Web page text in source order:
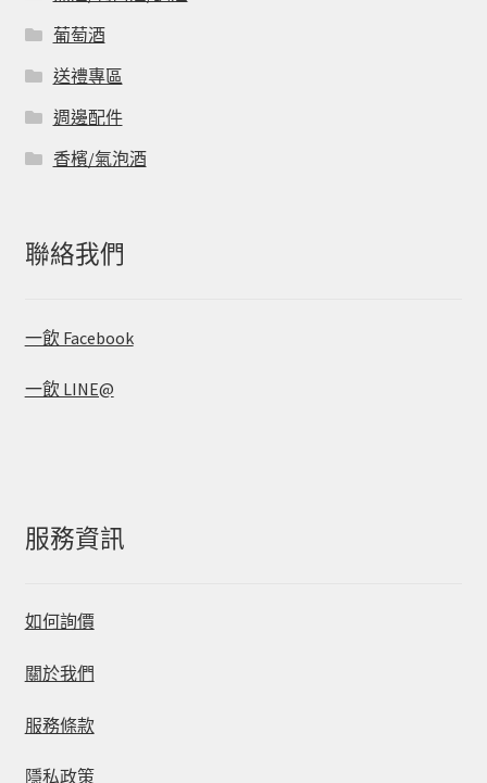
葡萄酒
送禮專區
週邊配件
香檳/氣泡酒
聯絡我們
一飲 Facebook
一飲 LINE@
服務資訊
如何詢價
關於我們
服務條款
隱私政策